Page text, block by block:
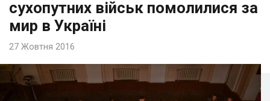
сухопутних військ помолилися за
мир в Україні
27 Жовтня 2016